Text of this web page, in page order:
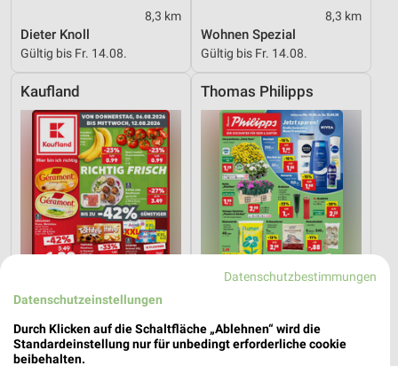
8,3 km
Dieter Knoll
Gültig bis Fr. 14.08.
8,3 km
Wohnen Spezial
Gültig bis Fr. 14.08.
Kaufland Thomas Philipps
Datenschutzbestimmungen
Datenschutzeinstellungen
Durch Klicken auf die Schaltfläche „Ablehnen“ wird die
Standardeinstellung nur für unbedingt erforderliche cookie
beibehalten.